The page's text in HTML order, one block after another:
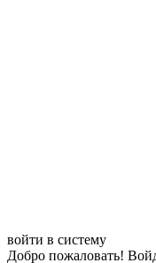
войти в систему
Добро пожаловать!